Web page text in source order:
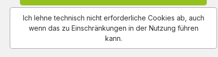
Ich lehne technisch nicht erforderliche Cookies ab, auch
wenn das zu Einschränkungen in der Nutzung führen
kann.